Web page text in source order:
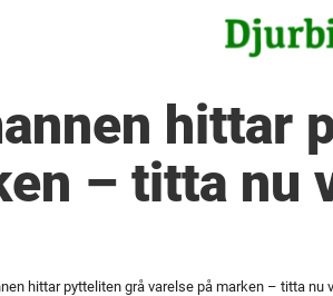
hittar
– titta nu
hittar pytteliten grå varelse på marken – titta nu